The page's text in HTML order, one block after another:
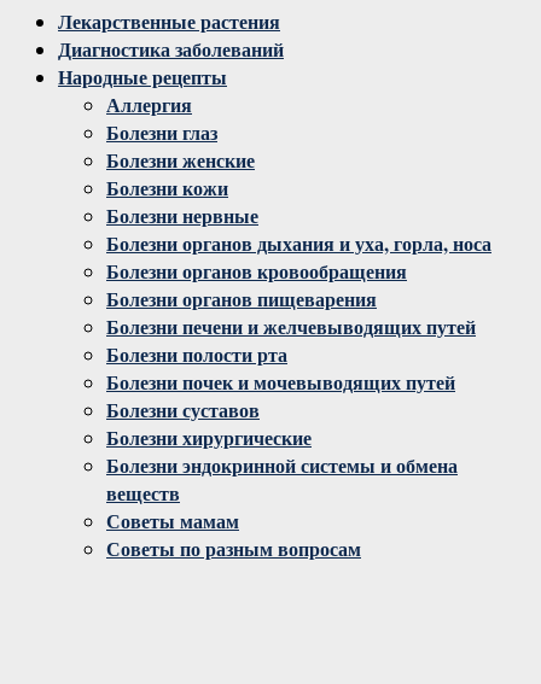
Facebook
Twitter
Instagram
YoutubeЛекарственные растения
Диагностика заболеваний
Народные рецепты
Аллергия
Болезни глаз
Болезни женские
Болезни кожи
Болезни нервные
Болезни органов дыхания и уха, горла, носа
Болезни органов кровообращения
Болезни органов пищеварения
Болезни печени и желчевыводящих путей
Болезни полости рта
Болезни почек и мочевыводящих путей
Болезни суставов
Болезни хирургические
Болезни эндокринной системы и обмена
веществ
Советы мамам
Советы по разным вопросам